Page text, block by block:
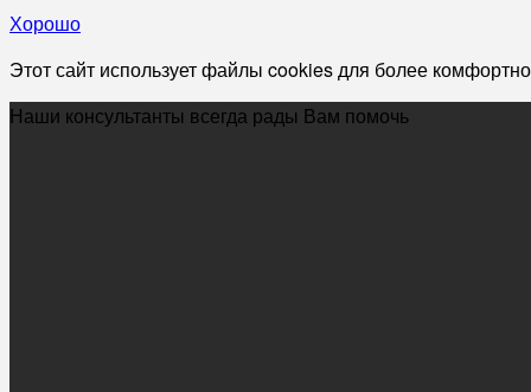
Хорошо
Этот сайт использует файлы cookies для более
Наши консультанты всегда рады Вам помочь